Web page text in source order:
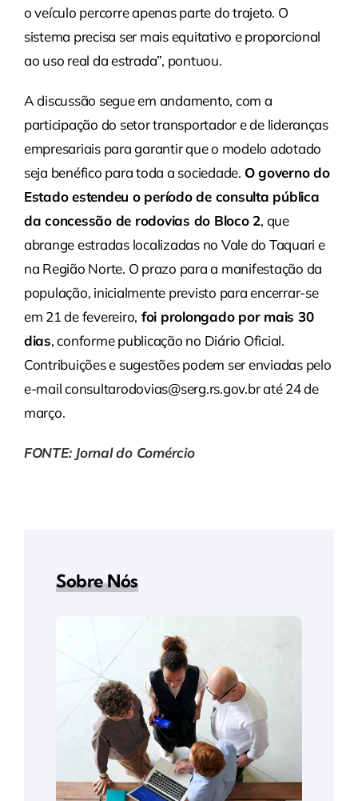
o veículo percorre apenas parte do trajeto. O
sistema precisa ser mais equitativo e proporcional
ao uso real da estrada”, pontuou.
A discussão segue em andamento, com a
participação do setor transportador e de lideranças
empresariais para garantir que o modelo adotado
seja benéfico para toda a sociedade. O governo do
Estado estendeu o período de consulta pública
da concessão de rodovias do Bloco 2, que
abrange estradas localizadas no Vale do Taquari e
na Região Norte. O prazo para a manifestação da
população, inicialmente previsto para encerrar-se
em 21 de fevereiro, foi prolongado por mais 30
dias, conforme publicação no Diário Oficial.
Contribuições e sugestões podem ser enviadas pelo
e-mail consultarodovias@serg.rs.gov.br até 24 de
março.
FONTE: Jornal do Comércio
Sobre Nós